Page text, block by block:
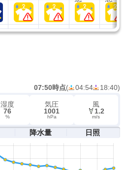
07:50時点( 04:54 18:40)
湿度
76
%
気圧
1001
hPa
風
1.2
m/s
降水量 日照